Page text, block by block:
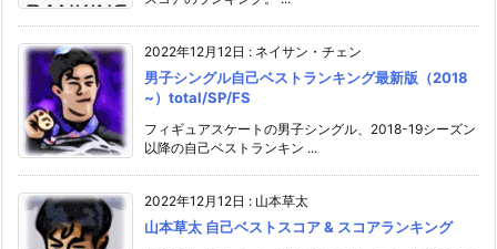
2022年12月12日 : ネイサン・チェン
男子シングル自己ベストランキング最新版（2018
~）total/SP/FS
フィギュアスケートの男子シングル、2018-19シーズン
以降の自己ベストランキン ...
2022年12月12日 : 山本草太
山本草太 自己ベストスコア & スコアランキング